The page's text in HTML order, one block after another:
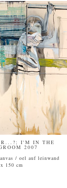
I'M IN THE
2007
/ oel auf leinwand
150 cm